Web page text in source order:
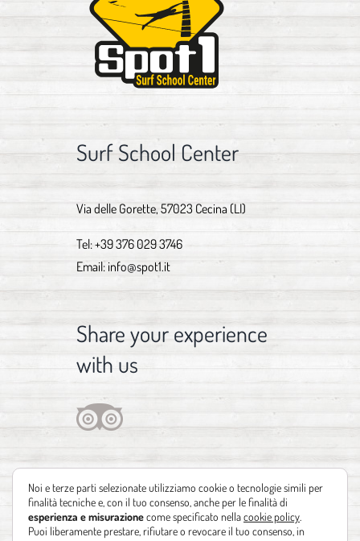
Surf School Center
Via delle Gorette, 57023 Cecina (LI)
Tel:+39 376 029 3746
Email: info@spot1.it
Share your experience
with us
Noi e terze parti selezionate utilizziamo cookie o tecnologie simili per
finalità tecniche e, con il tuo consenso, anche per le finalità di
esperienza e misurazionecome specificato nellacookie policy
Puoi liberamente prestare, rifiutare o revocare il tuo consenso, in